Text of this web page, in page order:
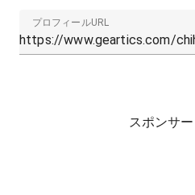
プロフィールURL
スポンサ